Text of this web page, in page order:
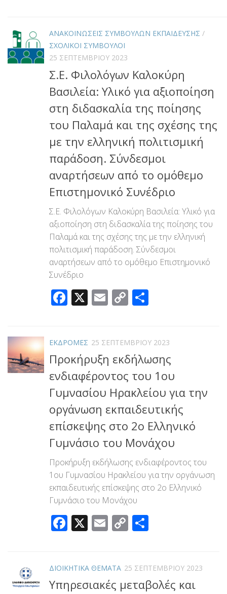
ΑΝΑΚΟΙΝΩΣΕΙΣ ΣΥΜΒΟΥΛΩΝ ΕΚΠΑΙΔΕΥΣΗΣ /
ΣΧΟΛΙΚΟΙ ΣΥΜΒΟΥΛΟΙ
25 ΣΕΠΤΕΜΒΡΊΟΥ 2023
Σ.Ε. Φιλολόγων Καλοκύρη
Βασιλεία: Υλικό για αξιοποίηση
στη διδασκαλία της ποίησης
του Παλαμά και της σχέσης της
με την ελληνική πολιτισμική
παράδοση. Σύνδεσμοι
αναρτήσεων από το ομόθεμο
Επιστημονικό Συνέδριο
Σ.Ε. Φιλολόγων Καλοκύρη Βασιλεία: Υλικό για
αξιοποίηση στη διδασκαλία της ποίησης του
Παλαμά και της σχέσης της με την ελληνική
πολιτισμική παράδοση. Σύνδεσμοι
αναρτήσεων από το ομόθεμο Επιστημονικό
Συνέδριο
Facebook
X Email
Copy
Link
ΕΚΔΡΟΜΕΣ 25 ΣΕΠΤΕΜΒΡΊΟΥ 2023
Προκήρυξη εκδήλωσης
ενδιαφέροντος του 1ου
Γυμνασίου Ηρακλείου για την
οργάνωση εκπαιδευτικής
επίσκεψης στο 2ο Ελληνικό
Γυμνάσιο του Μονάχου
Προκήρυξη εκδήλωσης ενδιαφέροντος του
1ου Γυμνασίου Ηρακλείου για την οργάνωση
εκπαιδευτικής επίσκεψης στο 2ο Ελληνικό
Γυμνάσιο του Μονάχου
Facebook
X Email
Copy
ΔΙΟΙΚΗΤΙΚΑ ΘΕΜΑΤΑ 25 ΣΕΠΤΕΜΒΡΊΟΥ 2023
Υπηρεσιακές μεταβολές και